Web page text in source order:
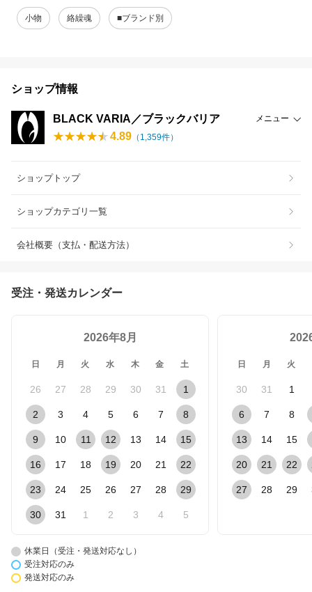
小物 絡繰魂 ■ブランド別
ショップ情報
BLACK VARIA／ブラックバリア メニュー
4.89 （ 1,359件）
ショップトップ
ショップカテゴリ一覧
会社概要（支払・配送方法）
受注・発送カレンダー
2026年8月
日 月 火 水 木 金 土
26 27 28 29 30 31 1
2 3 4 5 6 7 8
9 10 11 12 13 14 15
16 17 18 19 20 21 22
23 24 25 26 27 28 29
30 31 1 2 3 4 5
日 月 火
30 31 1
6 7 8
13 14 15
20 21 22
27 28 29
休業日（受注・発送対応なし）
受注対応のみ
発送対応のみ